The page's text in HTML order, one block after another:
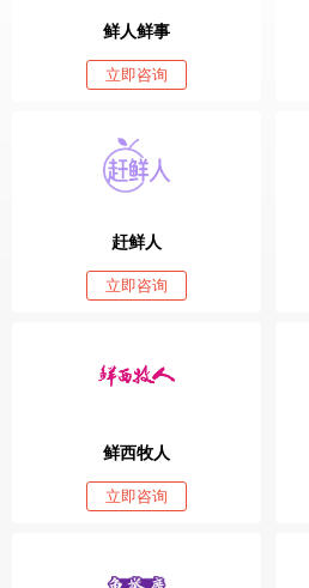
鲜人鲜事
立即咨询
赶鲜人
立即咨询
鲜西牧人
立即咨询